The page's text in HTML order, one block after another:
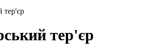
тер'єр
тер'єр